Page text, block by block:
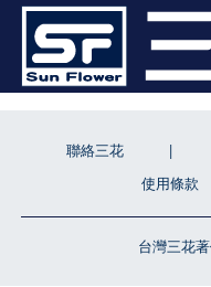
台灣三花
聯絡三花
使用條款